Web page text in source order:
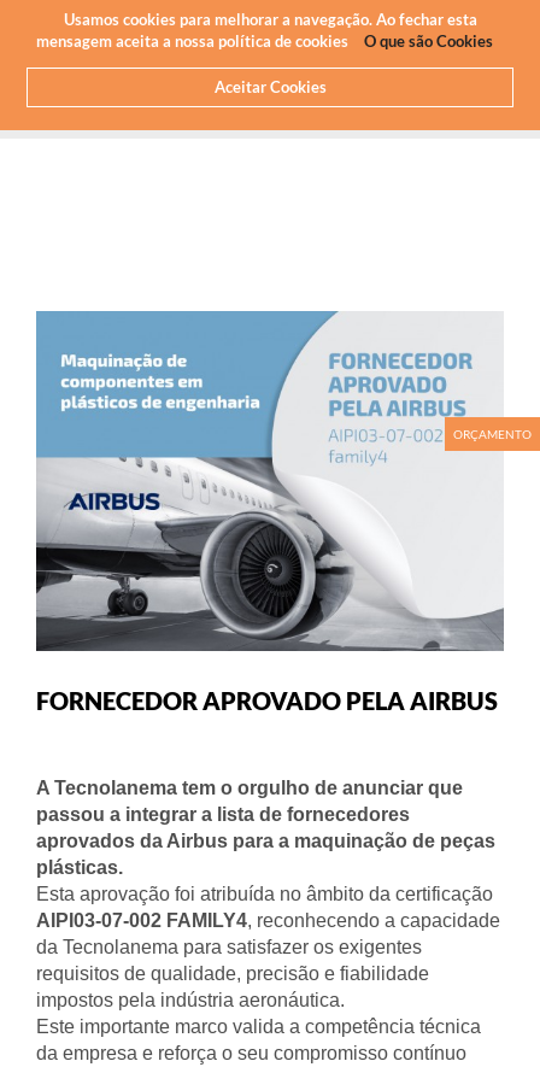
Usamos cookies para melhorar a navegação. Ao fechar esta
mensagem aceita a nossa política de cookies
O que são Cookies
Aceitar Cookies
Newsletter
FORNECEDOR APROVADO PELA AIRBUS
A Tecnolanema tem o orgulho de anunciar que
passou a integrar a lista de fornecedores
aprovados da Airbus para a maquinação de peças
plásticas.
Esta aprovação foi atribuída no âmbito da certificação
AIPI03-07-002 FAMILY4, reconhecendo a capacidade
da Tecnolanema para satisfazer os exigentes
requisitos de qualidade, precisão e fiabilidade
impostos pela indústria aeronáutica.
Este importante marco valida a competência técnica
da empresa e reforça o seu compromisso contínuo
ORÇAMENTO